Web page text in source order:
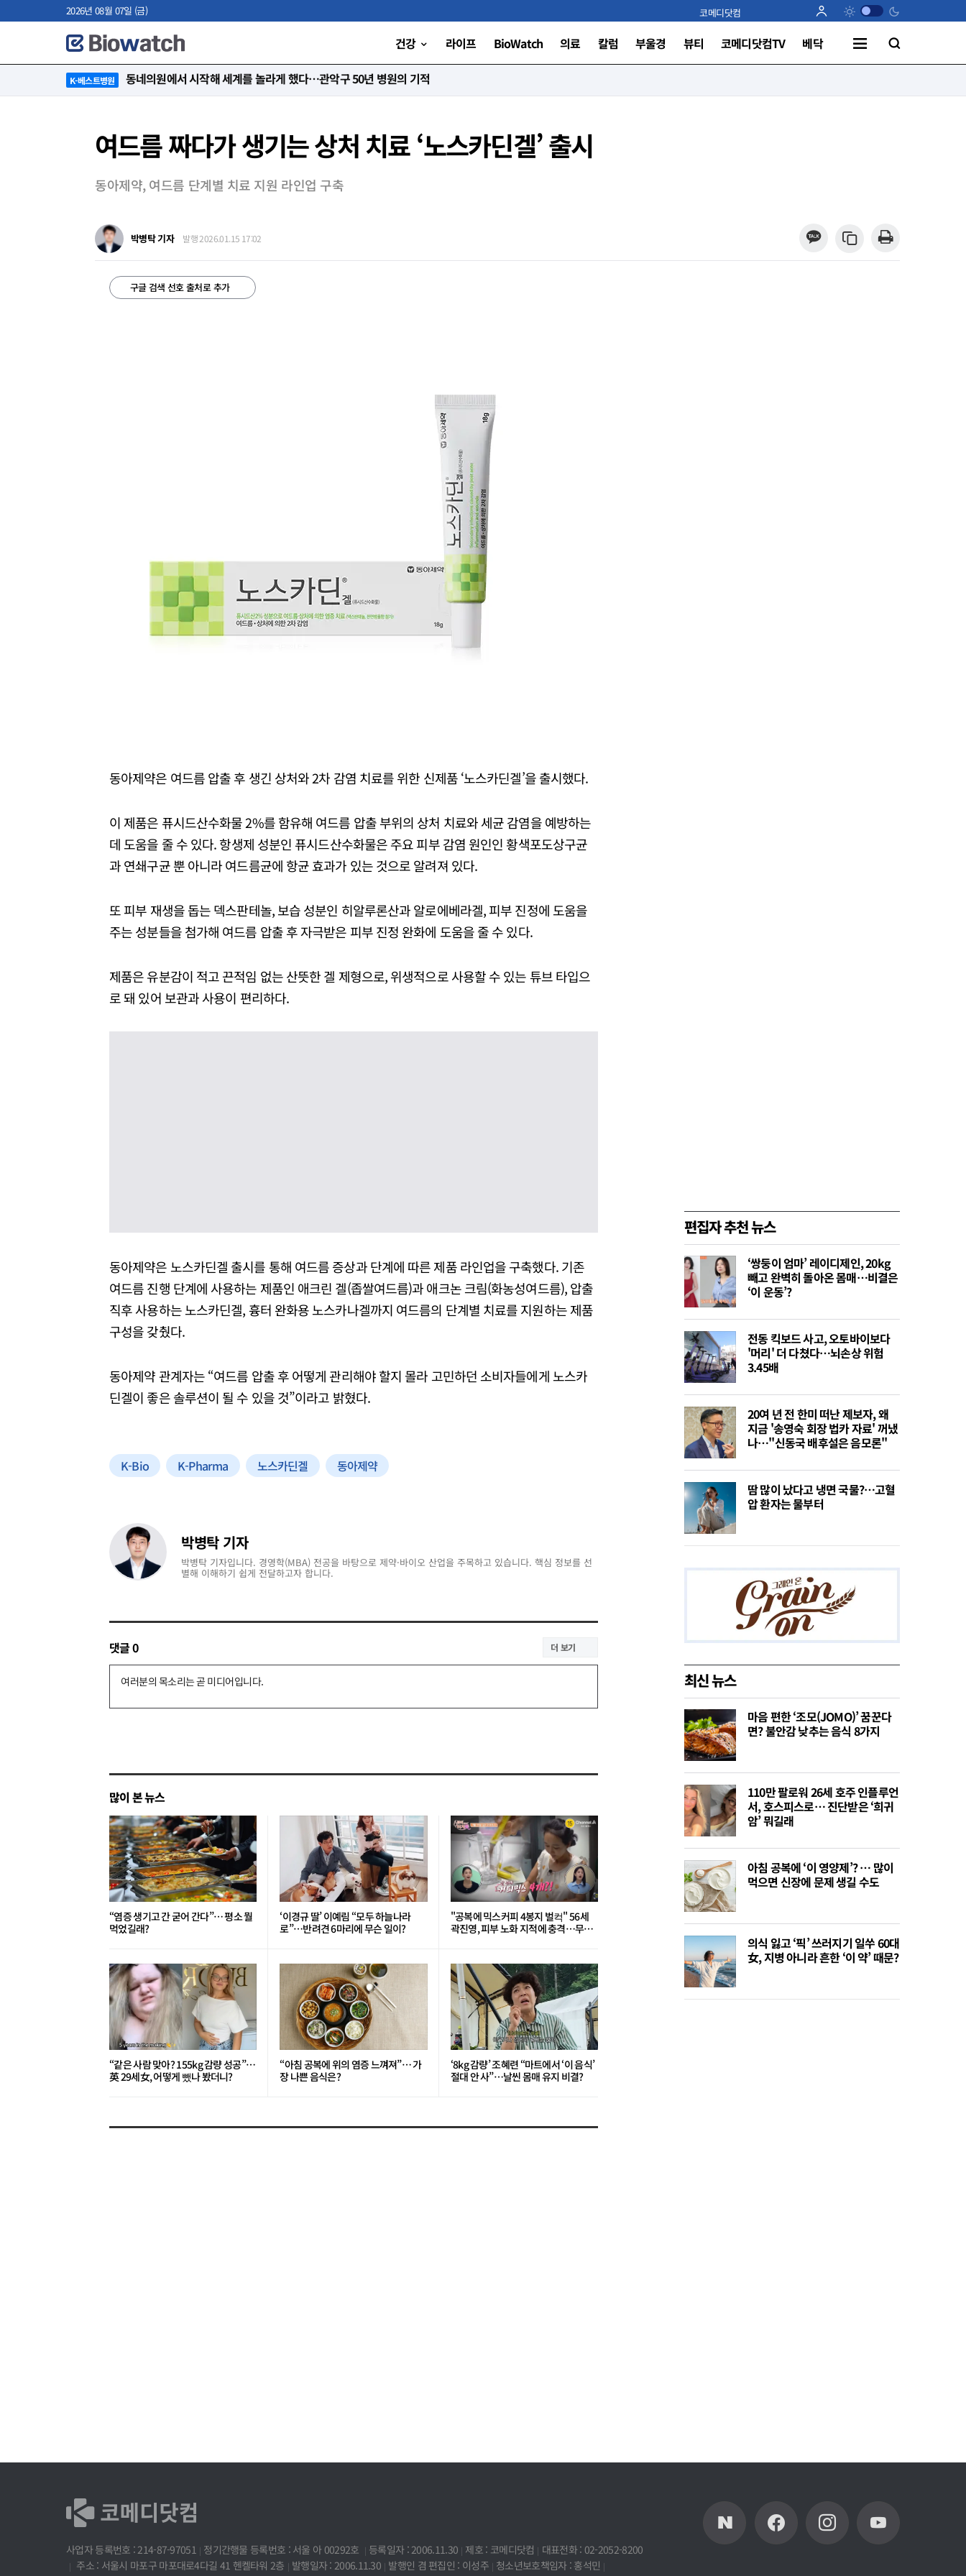
2026년 08월 07일 (금) 코메디닷컴
건강 라이프 BioWatch 의료 칼럼 부울경 뷰티 코메디닷컴TV 베닥
K-베스트병원 “절대 먼저 말하지 않아요. 대신 먼저 듣습니다”
여드름 짜다가 생기는 상처 치료 ‘노스카딘겔’ 출시
동아제약, 여드름 단계별 치료 지원 라인업 구축
박병탁 기자 발행 2026.01.15 17:02
구글 검색 선호 출처로 추가
동아제약은 여드름 압출 후 생긴 상처와 2차 감염 치료를 위한 신제품 ‘노스카딘겔’을 출시했다.
이 제품은 퓨시드산수화물 2%를 함유해 여드름 압출 부위의 상처 치료와 세균 감염을 예방하는
데 도움을 줄 수 있다. 항생제 성분인 퓨시드산수화물은 주요 피부 감염 원인인 황색포도상구균
과 연쇄구균 뿐 아니라 여드름균에 항균 효과가 있는 것으로 알려져 있다.
또 피부 재생을 돕는 덱스판테놀, 보습 성분인 히알루론산과 알로에베라겔, 피부 진정에 도움을
주는 성분들을 첨가해 여드름 압출 후 자극받은 피부 진정 완화에 도움을 줄 수 있다.
제품은 유분감이 적고 끈적임 없는 산뜻한 겔 제형으로, 위생적으로 사용할 수 있는 튜브 타입으
로 돼 있어 보관과 사용이 편리하다.
동아제약은 노스카딘겔 출시를 통해 여드름 증상과 단계에 따른 제품 라인업을 구축했다. 기존
여드름 진행 단계에 사용하는 제품인 애크린 겔(좁쌀여드름)과 애크논 크림(화농성여드름), 압출
직후 사용하는 노스카딘겔, 흉터 완화용 노스카나겔까지 여드름의 단계별 치료를 지원하는 제품
구성을 갖췄다.
동아제약 관계자는 “여드름 압출 후 어떻게 관리해야 할지 몰라 고민하던 소비자들에게 노스카
딘겔이 좋은 솔루션이 될 수 있을 것”이라고 밝혔다.
K-Bio K-Pharma 노스카딘겔 동아제약
박병탁 기자
박병탁 기자입니다. 경영학(MBA) 전공을 바탕으로 제약·바이오 산업을 주목하고 있습니다. 핵심 정보를 선
별해 이해하기 쉽게 전달하고자 합니다.
댓글0 더 보기
댓
많이 본 뉴스
“염증 생기고 간 굳어 간다”… 평소 뭘
먹었길래?
‘이경규 딸’ 이예림 “모두 하늘나라
로”⋯반려견 6마리에 무슨 일이?
"공복에 믹스커피 4봉지 벌컥" 56세
곽진영, 피부 노화 지적에 충격…무슨
“같은 사람 맞아? 155kg 감량 성공”…
英 29세女, 어떻게 뺐나 봤더니?
“아침 공복에 위의 염증 느껴져”… 가
장 나쁜 음식은?
‘8kg 감량’ 조혜련 “마트에서 ‘이 음식’
절대 안 사”…날씬 몸매 유지 비결?
편집자 추천 뉴스
‘쌍둥이 엄마’ 레이디제인, 20kg
빼고 완벽히 돌아온 몸매…비결은
‘이 운동’?
전동 킥보드 사고, 오토바이보다
'머리' 더 다쳤다…뇌손상 위험
3.45배
20여 년 전 한미 떠난 제보자, 왜
지금 '송영숙 회장 법카 자료' 꺼냈
나…"신동국 배후설은 음모론"
땀 많이 났다고 냉면 국물?…고혈
압 환자는 물부터
최신 뉴스
마음 편한 ‘조모(JOMO)’ 꿈꾼다
면? 불안감 낮추는 음식 8가지
110만 팔로워 26세 호주 인플루언
서, 호스피스로… 진단받은 ‘희귀
암’ 뭐길래
아침 공복에 ‘이 영양제’? … 많이
먹으면 신장에 문제 생길 수도
의식 잃고 ‘픽’ 쓰러지기 일쑤 60대
女, 지병 아니라 흔한 ‘이 약’ 때문?
사업자 등록번호 : 214-87-97051 정기간행물 등록번호 : 서울 아 00292호 등록일자 : 2006.11.30 제호 : 코메디닷컴
대표전화 : 02-2052-8200
주소 : 서울시 마포구 마포대로4다길 41 헨켈타워 2층 발행일자 : 2006.11.30 발행인 겸 편집인 : 이성주 청소년보호책임자 : 홍석민